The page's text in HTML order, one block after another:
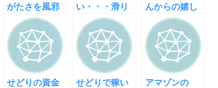
がたさを風邪
を引いて思ふ
い・・・滑り
込めるか！？
んからの嬉し
いご報告
せどりの資金
せどりで稼い
アマゾンの